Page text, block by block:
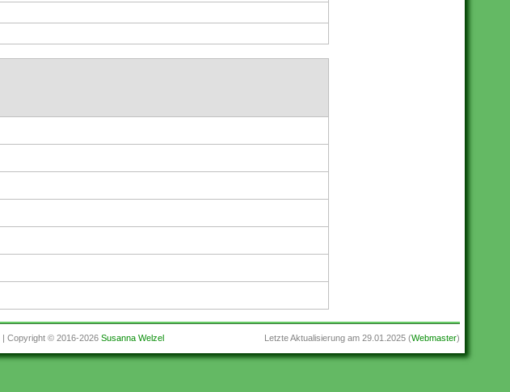
Letzte Aktualisierung am29.01.2025(Webmaster)
| Copyright © 2016-2026Susanna Welzel